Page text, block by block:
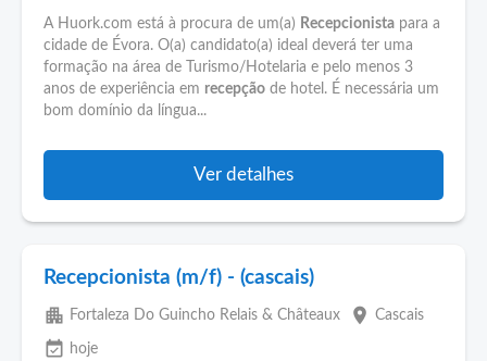
A Huork.com está à procura de um(a) Recepcionista para a
cidade de Évora. O(a) candidato(a) ideal deverá ter uma
formação na área de Turismo/Hotelaria e pelo menos 3
anos de experiência em recepção de hotel. É necessária um
bom domínio da língua...
Ver detalhes
Recepcionista (m/f) - (cascais)
apartment Fortaleza Do Guincho Relais & Châteaux place Cascais
event_available hoje